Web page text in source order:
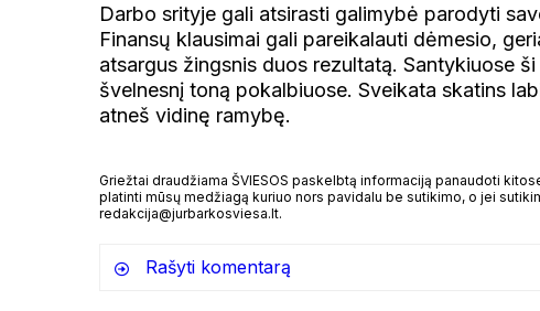
Darbo srityje gali atsirasti galimybė parodyti
Finansų klausimai gali pareikalauti dėmesio,
atsargus žingsnis duos rezultatą. Santykiuose
švelnesnį toną pokalbiuose. Sveikata skatins
atneš vidinę ramybę.
Griežtai draudžiama ŠVIESOS paskelbtą informaciją panaudoti
platinti mūsų medžiagą kuriuo nors pavidalu be sutikimo, o jei
redakcija@jurbarkosviesa.lt.
Rašyti komentarą